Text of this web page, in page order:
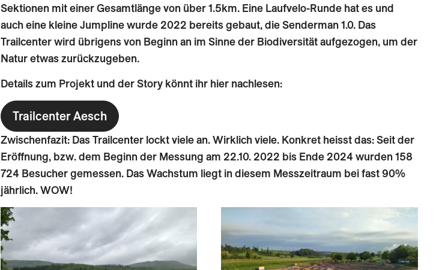
Sektionen mit einer Gesamtlänge von über 1.5km. Eine Laufvelo-Runde hat es und
auch eine kleine Jumpline wurde 2022 bereits gebaut, die Senderman 1.0. Das
Trailcenter wird übrigens von Beginn an im Sinne der Biodiversität aufgezogen, um der
Natur etwas zurückzugeben.
Details zum Projekt und der Story könnt ihr hier nachlesen:
Trailcenter Aesch
Zwischenfazit: Das Trailcenter lockt viele an. Wirklich viele. Konkret heisst das: Seit der
Eröffnung, bzw. dem Beginn der Messung am 22.10. 2022 bis Ende 2024 wurden 158
724 Besucher gemessen. Das Wachstum liegt in diesem Messzeitraum bei fast 90%
jährlich. WOW!